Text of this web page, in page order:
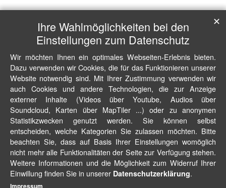
Ihre Wahlmöglichkeiten bei den
Einstellungen zum Datenschutz
Wir möchten Ihnen ein optimales Webseiten-Erlebnis bieten.
Dazu verwenden wir Cookies, die für das Funktionieren unserer
Website notwendig sind. Mit Ihrer Zustimmung verwenden wir
auch Cookies und andere Technologien, die zur Anzeige
externer Inhalte (Videos über Youtube, Audios über
Soundcloud, Karten über MapTiler ...) oder zu anonymen
Statistikzwecken genutzt werden. Sie können selbst
entscheiden, welche Kategorien Sie zulassen möchten. Bitte
beachten Sie, dass auf Basis Ihrer Einstellungen womöglich
nicht mehr alle Funktionalitäten der Seite zur Verfügung stehen.
Weitere Informationen und die Möglichkeit zum Widerruf Ihrer
Einwillung finden Sie in unserer Datenschutzerklärung.
✕
Impressum